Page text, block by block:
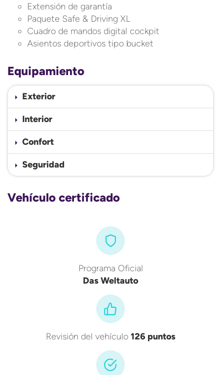
Extensión de garantía
Paquete Safe & Driving XL
Cuadro de mandos digital cockpit
Asientos deportivos tipo bucket
Equipamiento
Exterior
Interior
Confort
Seguridad
Vehículo certificado
Programa Oficial
Das Weltauto
Revisión del vehículo 126 puntos